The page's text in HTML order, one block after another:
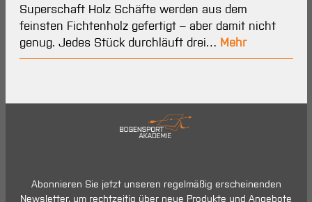
Superschaft Holz Schäfte werden aus dem
feinsten Fichtenholz gefertigt – aber damit nicht
genug. Jedes Stück durchläuft drei… Mehr
Abonnieren Sie jetzt unseren regelmäßig erscheinenden
Newsletter, um rechtzeitig über neue Produkte und Angebote